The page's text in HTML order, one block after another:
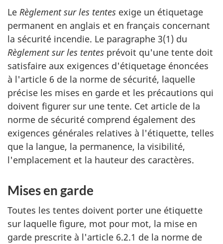
Le Règlement sur les tentes exige un étiquetage
permanent en anglais et en français concernant
la sécurité incendie. Le paragraphe 3(1) du
Règlement sur les tentes prévoit qu'une tente doit
satisfaire aux exigences d'étiquetage énoncées
à l'article 6 de la norme de sécurité, laquelle
précise les mises en garde et les précautions qui
doivent figurer sur une tente. Cet article de la
norme de sécurité comprend également des
exigences générales relatives à l'étiquette, telles
que la langue, la permanence, la visibilité,
l'emplacement et la hauteur des caractères.
Mises en garde
Toutes les tentes doivent porter une étiquette
sur laquelle figure, mot pour mot, la mise en
garde prescrite à l'article 6.2.1 de la norme de